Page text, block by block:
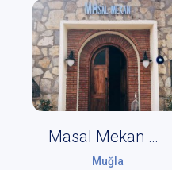
Masal Mekan Bodrum
Muğla